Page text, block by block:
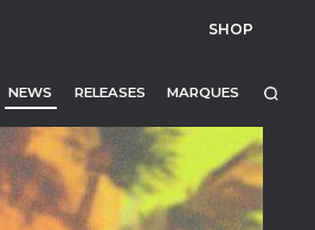
SHOP
NEWS RELEASES MARQUES